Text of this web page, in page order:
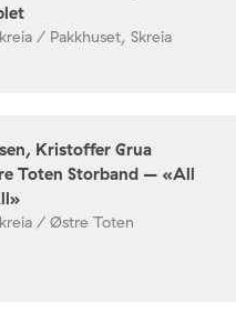
/ Pakkhuset, Skreia
Kristoffer Grua
Toten Storband – «All
/ Østre Toten